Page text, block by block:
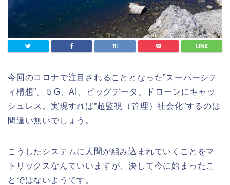
今回のコロナで注目されることとなった”スーパーシテ
ィ構想”。５G、AI、ビッグデータ、ドローンにキャッ
シュレス。実現すれば”超監視（管理）社会化”するのは
間違い無いでしょう。
こうしたシステムに人間が組み込まれていくことをマ
トリックスなんていいますが、決して今に始まったこ
とではないようです。